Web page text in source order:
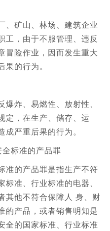
矿山、林场、建筑企业
工，由于不服管理、违反
冒险作业，因而发生重大
的行为。
炸、易燃性、放射性、
定，在生产、储存、运
严重后果的行为。
标准的产品罪
的产品罪是指生产不符
准、行业标准的电器、
其他不符合保障人 身、财
的产品，或者销售明知是
全的国家标准、行业标准